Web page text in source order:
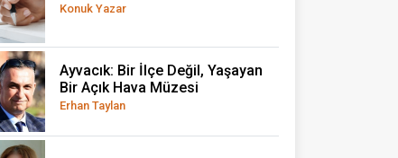
Konuk Yazar
Ayvacık: Bir İlçe Değil, Yaşayan
Bir Açık Hava Müzesi
Erhan Taylan